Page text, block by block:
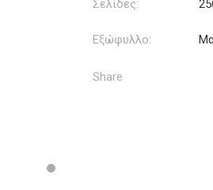
Σελίδες:
Εξώφυλλο:
Share